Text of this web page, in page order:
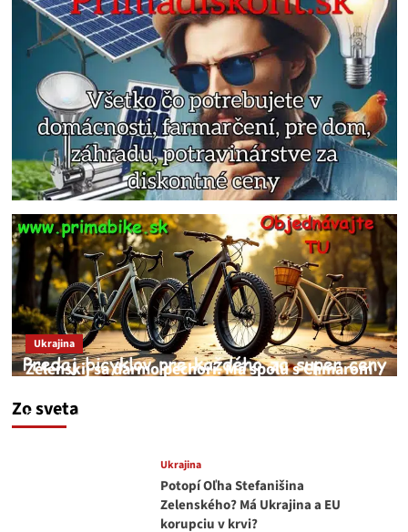
Zo sveta
Ukrajina
Zelenskij sa darmo pechorí. Má spolu s Chmarom
medvedar
Ukrajina
Potopí Oľha Stefanišina
Zelenského? Má Ukrajina a EU
korupciu v krvi?